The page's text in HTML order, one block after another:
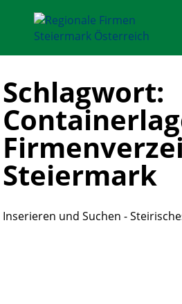
Schlagwort:
Steiermark
Inserieren und Suchen -